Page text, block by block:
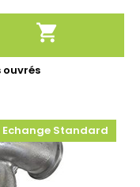

ouvrés
Echange Standard